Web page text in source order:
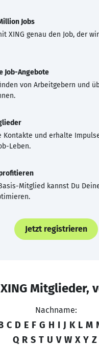
Jobs
XING genau den Job, der
Job-Angebote
von Arbeitgebern und
Kontakte und erhalte
Leben.
Mitglied kannst Du
Jetzt registrieren
Mitglieder,
Nachname:
C D E F G H I J K L M
Q R S T U V W X Y Z